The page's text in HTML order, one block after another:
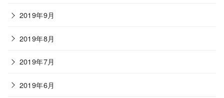
2019年9月
2019年8月
2019年7月
2019年6月